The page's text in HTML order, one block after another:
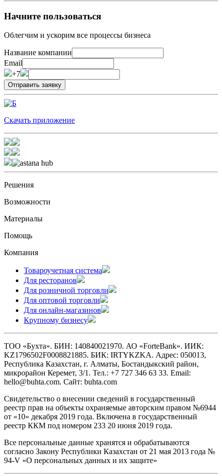
Начните пользоваться
Облегчим и ускорим все процессы бизнеса
Название компании
Email
+7
Скачать приложение
Решения
Возможности
Материалы
Помощь
Компания
Товароучетная система
Для ресторанов
Для розничной торговли
Для оптовой торговли
Для онлайн-магазинов
Крупному бизнесу
ТОО «Бухта». БИН: 140840021970. АО «ForteBank». ИИК:
KZ1796502F0008821885. БИК: IRTYKZKA. Адрес: 050013,
Республика Казахстан, г. Алматы, Бостандыкский район,
микрорайон Керемет, 3/1. Тел.: +7 727 346 63 33. Email:
hello@buhta.com. Сайт: buhta.com
Свидетельство о внесении сведений в государственный
реестр прав на объекты охраняемые авторским правом №6944
от «10» декабря 2019 года. Включена в государственный
реестр ККМ под номером 233 20 июня 2019 года.
Все персональные данные хранятся и обрабатываются
согласно Закону Республики Казахстан от 21 мая 2013 года №
94-V «О персональных данных и их защите»